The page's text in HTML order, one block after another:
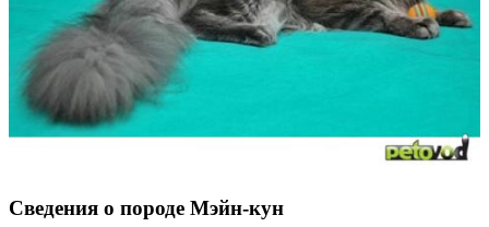
Сведения о породе Мэйн-кун